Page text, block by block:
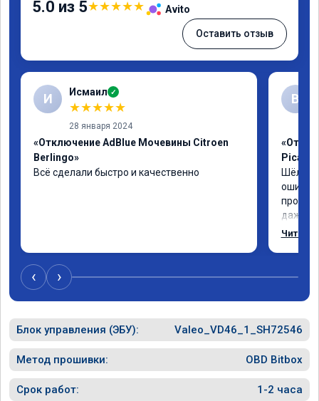
5.0 из 5★★★★★ Avito
Оставить отзыв
И Исмаил ✓
★★★★★
28 января 2024
«Отключение AdBlue Мочевины Citroen
Berlingo»
Всё сделали быстро и качественно
В
Шёл по
ошибка
даже с
Читать
‹ ›
Блок управления (ЭБУ): Valeo_VD46_1_SH72546
Метод прошивки: OBD Bitbox
Срок работ: 1-2 часа